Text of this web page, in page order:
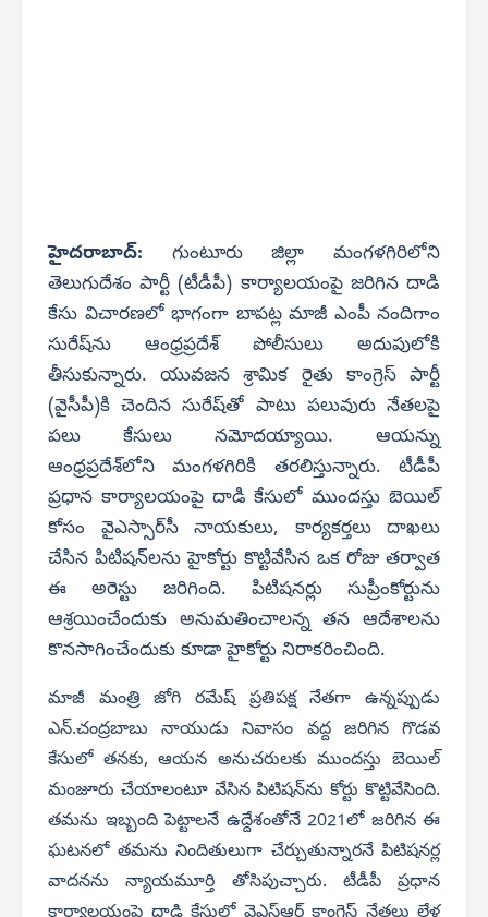
హైదరాబాద్: గుంటూరు జిల్లా మంగళగిరిలోని
తెలుగుదేశం పార్టీ (టీడీపీ) కార్యాలయంపై జరిగిన దాడి
కేసు విచారణలో భాగంగా బాపట్ల మాజీ ఎంపీ నందిగాం
సురేష్‌ను ఆంధ్రప్రదేశ్ పోలీసులు అదుపులోకి
తీసుకున్నారు. యువజన శ్రామిక రైతు కాంగ్రెస్ పార్టీ
(వైసీపీ)కి చెందిన సురేష్‌తో పాటు పలువురు నేతలపై
పలు కేసులు నమోదయ్యాయి. ఆయన్ను
ఆంధ్రప్రదేశ్‌లోని మంగళగిరికి తరలిస్తున్నారు. టీడీపీ
ప్రధాన కార్యాలయంపై దాడి కేసులో ముందస్తు బెయిల్‌
కోసం వైఎస్సార్‌సీ నాయకులు, కార్యకర్తలు దాఖలు
చేసిన పిటిషన్‌లను హైకోర్టు కొట్టివేసిన ఒక రోజు తర్వాత
ఈ అరెస్టు జరిగింది. పిటిషనర్లు సుప్రీంకోర్టును
ఆశ్రయించేందుకు అనుమతించాలన్న తన ఆదేశాలను
కొనసాగించేందుకు కూడా హైకోర్టు నిరాకరించింది.
మాజీ మంత్రి జోగి రమేష్ ప్రతిపక్ష నేతగా ఉన్నప్పుడు
ఎన్.చంద్రబాబు నాయుడు నివాసం వద్ద జరిగిన గొడవ
కేసులో తనకు, ఆయన అనుచరులకు ముందస్తు బెయిల్
మంజూరు చేయాలంటూ వేసిన పిటిషన్‌ను కోర్టు కొట్టివేసింది.
తమను ఇబ్బంది పెట్టాలనే ఉద్దేశంతోనే 2021లో జరిగిన ఈ
ఘటనలో తమను నిందితులుగా చేర్చుతున్నారనే పిటిషనర్ల
వాదనను న్యాయమూర్తి తోసిపుచ్చారు. టీడీపీ ప్రధాన